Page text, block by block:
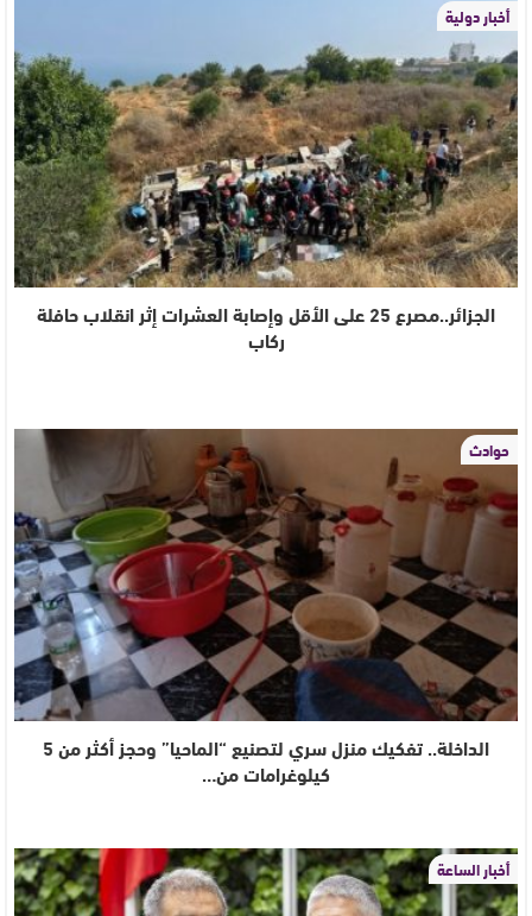
أخبار دولية
الجزائر..مصرع 25 على الأقل وإصابة العشرات إثر انقلاب حافلة
ركاب
حوادث
الداخلة.. تفكيك منزل سري لتصنيع “الماحيا” وحجز أكثر من 5
كيلوغرامات من…
أخبار الساعة